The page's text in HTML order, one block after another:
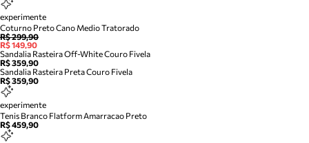
experimente
Coturno Preto Cano Medio Tratorado
R$ 299,90
R$ 149,90
Sandalia Rasteira Off-White Couro Fivela
R$ 359,90
Sandalia Rasteira Preta Couro Fivela
R$ 359,90
experimente
Tenis Branco Flatform Amarracao Preto
R$ 459,90